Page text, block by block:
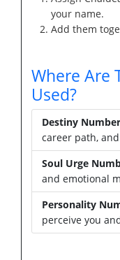
your name.
Add them
Where Are
Used?
Destiny
career path,
Soul Urge
and emotional
Personality
perceive you